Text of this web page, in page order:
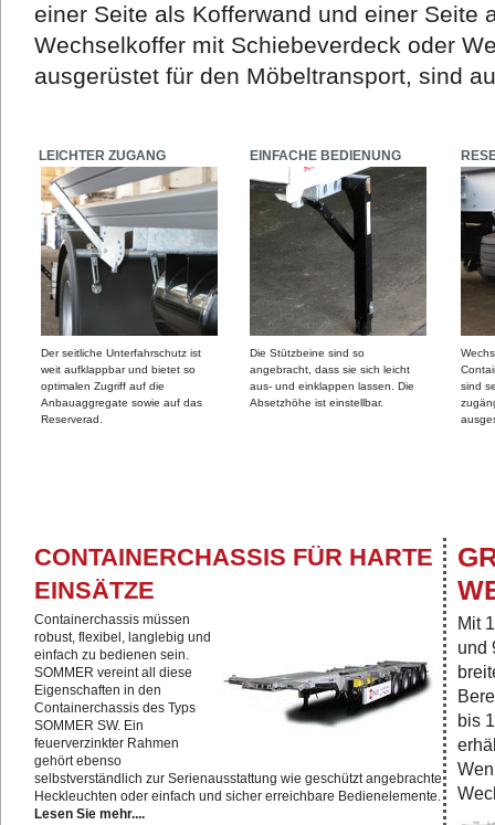
einer Seite als Kofferwand und einer Seite
Wechselkoffer mit Schiebeverdeck oder
ausgerüstet für den Möbeltransport, sind
LEICHTER ZUGANG
Der seitliche Unterfahrschutz ist
weit aufklappbar und bietet so
optimalen Zugriff auf die
Anbauaggregate sowie auf das
Reserverad.
EINFACHE BEDIENUNG
Die Stützbeine sind so
angebracht, dass sie sich leicht
aus- und einklappen lassen. Die
Absetzhöhe ist einstellbar.
sind
CONTAINERCHASSIS FÜR HARTE
EINSÄTZE
Containerchassis müssen
robust, flexibel, langlebig und
einfach zu bedienen sein.
SOMMER vereint all diese
Eigenschaften in den
Containerchassis des Typs
SOMMER SW. Ein
feuerverzinkter Rahmen
gehört ebenso
selbstverständlich zur Serienausstattung wie geschützt angebrachte
Heckleuchten oder einfach und sicher erreichbare Bedienelemente.
Lesen Sie mehr....
Mit
und
bis